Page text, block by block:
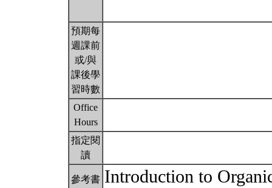
預期每
週課前
或/與
課後學
習時數
Office
Hours
指定閱
讀
參考書 Introduction to